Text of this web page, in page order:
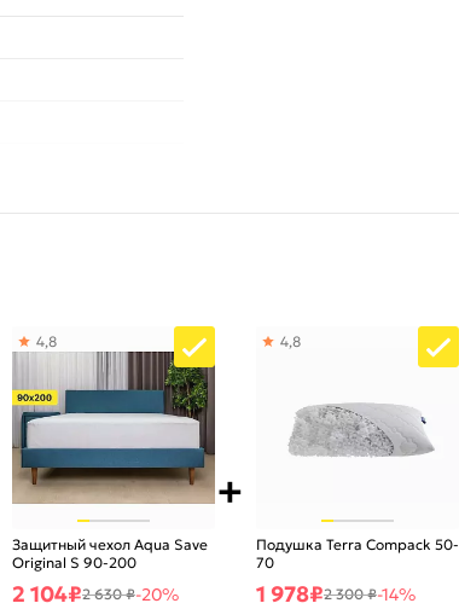
Защитный чехол Aqua Save
Original S 90-200
4,8
2 104₽2 630 ₽-20%
Подушка Terra Compack 50-
70
4,8
1 978₽2 300 ₽-14%